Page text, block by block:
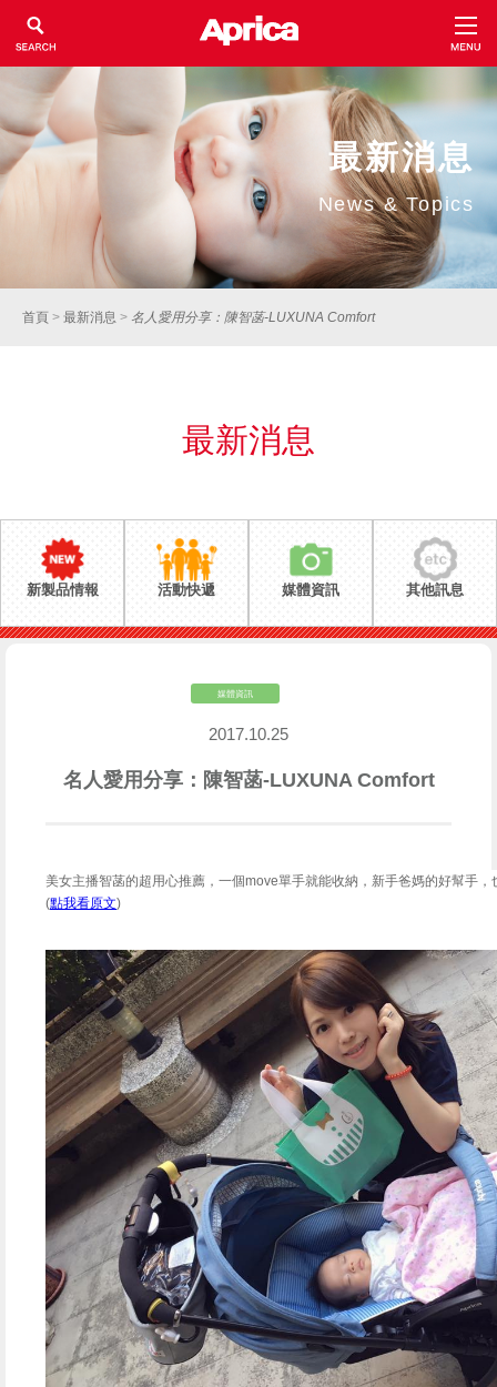
最新消息
News & Topics
首頁 > 最新消息 > 名人愛用分享：陳智菡-LUXUNA Comfort
最新消息
新製品情報 活動快遞 媒體資訊 其他訊息
媒體資訊
2017.10.25
名人愛用分享：陳智菡-LUXUNA Comfort
美女主播智菡的超用心推薦，一個move單手就能收納，新手爸媽的好幫手，
(點我看原文)